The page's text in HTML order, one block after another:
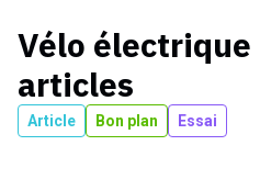
Vélo électrique
articles
Article Bon plan Essai